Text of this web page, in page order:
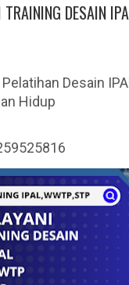
TRAINING DESAIN
Desain
Hidup